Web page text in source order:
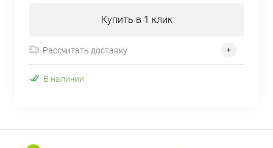
Купить в 1 клик
Рассчитать доставку
В наличии